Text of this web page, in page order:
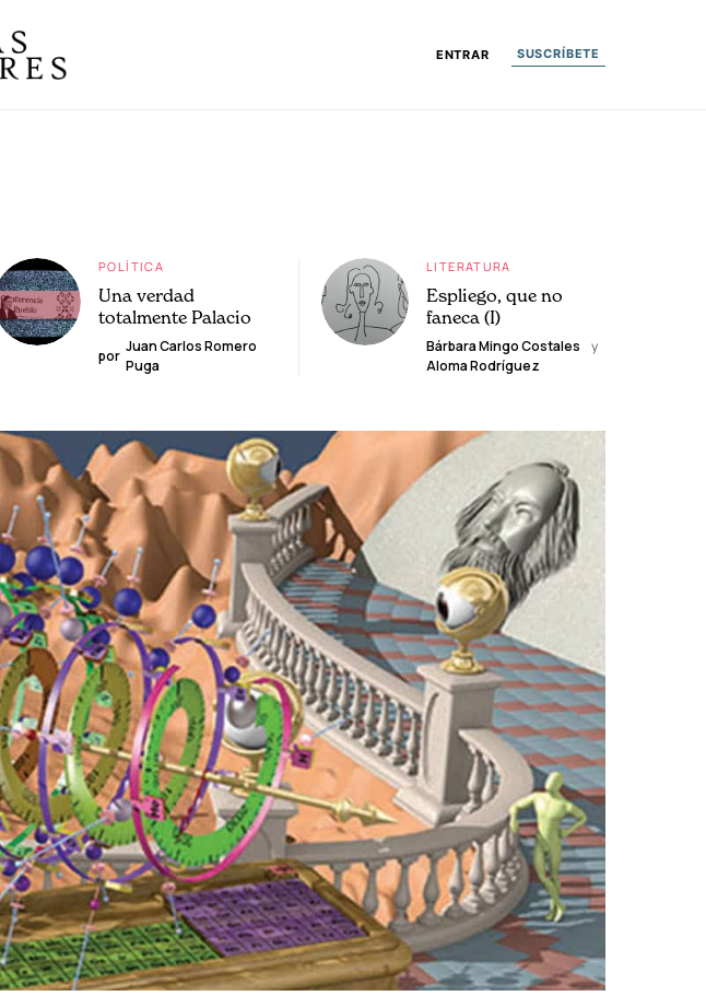
ENTRAR SUSCRÍBETE
POLÍTICA
Una verdad
totalmente Palacio
por
Juan Carlos Romero
Puga
LITERATURA
Espliego, que no
faneca (I)
Bárbara Mingo Costales
y
Aloma Rodríguez